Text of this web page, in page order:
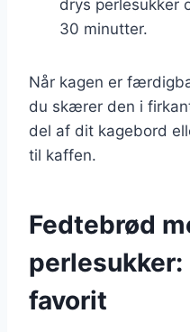
drys perlesukker
30 minutter.
Når kagen er
du skærer den i
del af dit kagebord
til kaffen.
Fedtebrød
perlesukker:
favorit